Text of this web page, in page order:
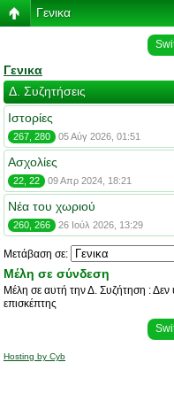
Γενικα
Γενικα
Δ. Συζητήσεις
Ιστορίες
267, 280 05 Αύγ 2026, 01:51
Ασχολίες
22, 22 09 Απρ 2024, 18:21
Νέα του χωριού
260, 266 26 Ιούλ 2026, 13:29
Μετάβαση σε:
Μέλη σε σύνδεση
Μέλη σε αυτή την Δ. Συζήτηση :
επισκέπτης
Hosting by Cyb